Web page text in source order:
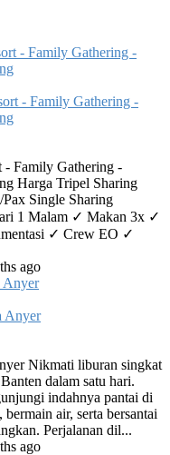
- Family Gathering -
- Family Gathering -
Harga Tripel Sharing
Single Sharing
1 Malam ✓ ⁠Makan 3x ✓
✓ ⁠Crew EO ✓
ago
Anyer
Nikmati liburan singkat
dalam satu hari.
indahnya pantai di
air, serta bersantai
Perjalanan dil...
ago